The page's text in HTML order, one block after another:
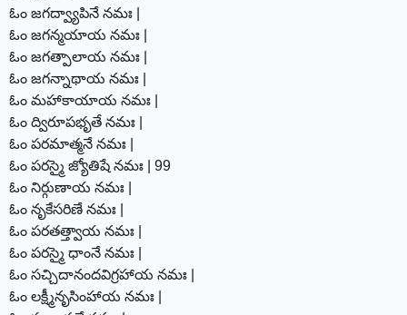
ఓం జగద్వ్యాపినే నమః |
ఓం జగన్మయాయ నమః |
ఓం జగత్పాలాయ నమః |
ఓం జగన్నాథాయ నమః |
ఓం మహాకాయాయ నమః |
ఓం ద్విరూపభృతే నమః |
ఓం పరమాత్మనే నమః |
ఓం పరస్మై జ్యోతిషే నమః | 99
ఓం నిర్గుణాయ నమః |
ఓం నృకేసరిణే నమః |
ఓం పరతత్త్వాయ నమః |
ఓం పరస్మై ధాంనే నమః |
ఓం సచ్చిదానందవిగ్రహాయ నమః |
ఓం లక్ష్మీనృసింహాయ నమః |